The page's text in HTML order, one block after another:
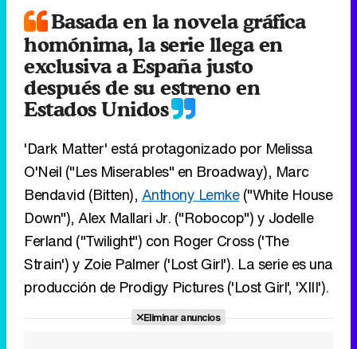
Basada en la novela gráfica
homónima, la serie llega en
exclusiva a España justo
después de su estreno en
Estados Unidos
'Dark Matter' está protagonizado por Melissa
O'Neil ("Les Miserables" en Broadway), Marc
Bendavid (Bitten), Anthony Lemke("White House
Down"), Alex Mallari Jr. ("Robocop") y Jodelle
Ferland ("Twilight") con Roger Cross ('The
Strain') y Zoie Palmer ('Lost Girl'). La serie es una
producción de Prodigy Pictures ('Lost Girl', 'XIII').
Eliminar anuncios